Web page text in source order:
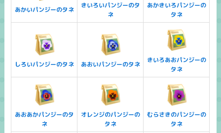
あかいパンジーのタネ
きいろいパンジーのタ
ネ
あかきいろパンジーの
タネ
しろいパンジーのタネ あおいパンジーのタネ
きいろあおパンジーの
タネ
あおあかパンジーのタ
ネ
オレンジのパンジーの
タネ
むらさきのパンジーの
タネ